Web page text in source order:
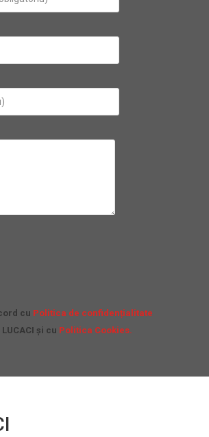
cu Politica de confidențialitate
și cu Politica Cookies.